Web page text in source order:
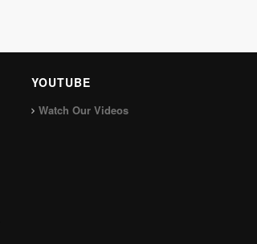
YOUTUBE
Watch Our Videos